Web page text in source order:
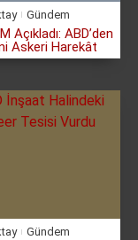
Gündem
Açıkladı: ABD’den
Askeri Harekât
Gündem